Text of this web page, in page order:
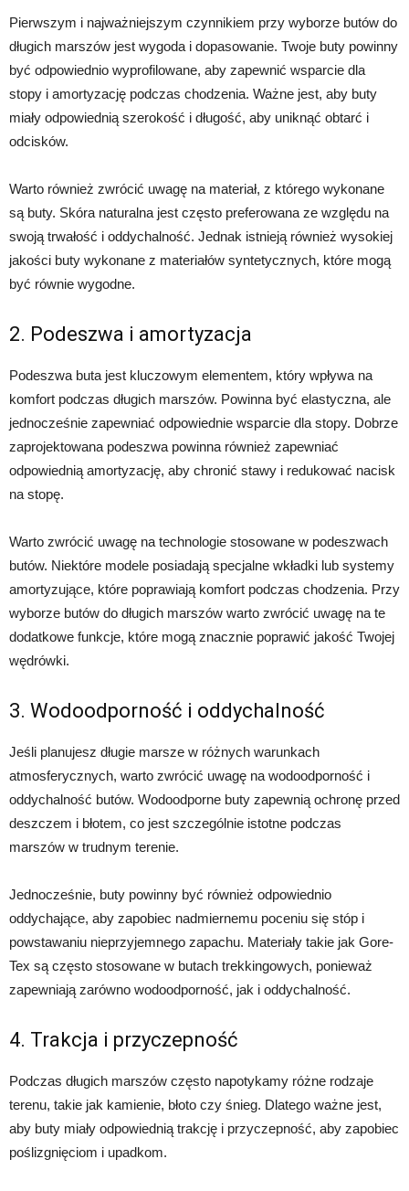
Pierwszym i najważniejszym czynnikiem przy wyborze butów do
długich marszów jest wygoda i dopasowanie. Twoje buty powinny
być odpowiednio wyprofilowane, aby zapewnić wsparcie dla
stopy i amortyzację podczas chodzenia. Ważne jest, aby buty
miały odpowiednią szerokość i długość, aby uniknąć obtarć i
odcisków.
Warto również zwrócić uwagę na materiał, z którego wykonane
są buty. Skóra naturalna jest często preferowana ze względu na
swoją trwałość i oddychalność. Jednak istnieją również wysokiej
jakości buty wykonane z materiałów syntetycznych, które mogą
być równie wygodne.
2. Podeszwa i amortyzacja
Podeszwa buta jest kluczowym elementem, który wpływa na
komfort podczas długich marszów. Powinna być elastyczna, ale
jednocześnie zapewniać odpowiednie wsparcie dla stopy. Dobrze
zaprojektowana podeszwa powinna również zapewniać
odpowiednią amortyzację, aby chronić stawy i redukować nacisk
na stopę.
Warto zwrócić uwagę na technologie stosowane w podeszwach
butów. Niektóre modele posiadają specjalne wkładki lub systemy
amortyzujące, które poprawiają komfort podczas chodzenia. Przy
wyborze butów do długich marszów warto zwrócić uwagę na te
dodatkowe funkcje, które mogą znacznie poprawić jakość Twojej
wędrówki.
3. Wodoodporność i oddychalność
Jeśli planujesz długie marsze w różnych warunkach
atmosferycznych, warto zwrócić uwagę na wodoodporność i
oddychalność butów. Wodoodporne buty zapewnią ochronę przed
deszczem i błotem, co jest szczególnie istotne podczas
marszów w trudnym terenie.
Jednocześnie, buty powinny być również odpowiednio
oddychające, aby zapobiec nadmiernemu poceniu się stóp i
powstawaniu nieprzyjemnego zapachu. Materiały takie jak Gore-
Tex są często stosowane w butach trekkingowych, ponieważ
zapewniają zarówno wodoodporność, jak i oddychalność.
4. Trakcja i przyczepność
Podczas długich marszów często napotykamy różne rodzaje
terenu, takie jak kamienie, błoto czy śnieg. Dlatego ważne jest,
aby buty miały odpowiednią trakcję i przyczepność, aby zapobiec
poślizgnięciom i upadkom.